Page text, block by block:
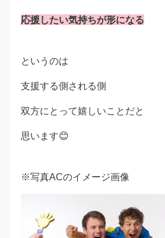
応援したい気持ちが形になる
というのは
支援する側される側
双方にとって嬉しいことだと
思います😊
※写真ACのイメージ画像